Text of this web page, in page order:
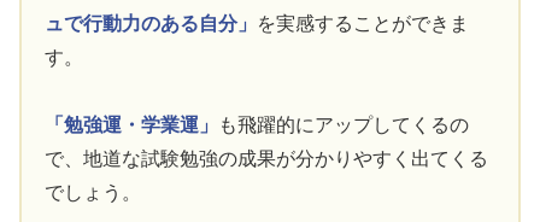
ュで行動力のある自分」
を実感することができま
す。
「勉強運・学業運」
も飛躍的にアップしてくるの
で、地道な試験勉強の成果が分かりやすく出てくる
でしょう。